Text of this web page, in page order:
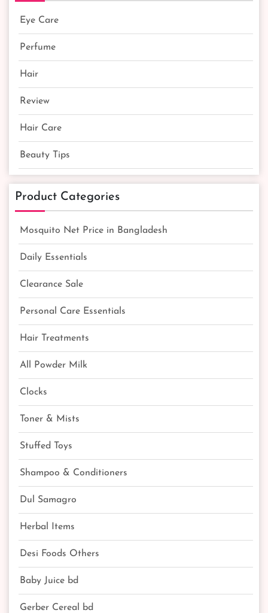
Eye Care
Perfume
Hair
Review
Hair Care
Beauty Tips
Product Categories
Mosquito Net Price in Bangladesh
Daily Essentials
Clearance Sale
Personal Care Essentials
Hair Treatments
All Powder Milk
Clocks
Toner & Mists
Stuffed Toys
Shampoo & Conditioners
Dul Samagro
Herbal Items
Desi Foods Others
Baby Juice bd
Gerber Cereal bd